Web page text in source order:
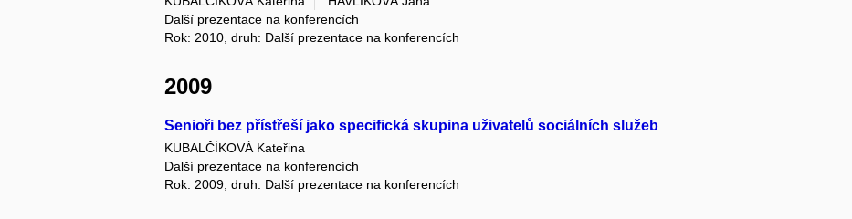
Další prezentace na konferencích
Rok: 2010, druh: Další prezentace na konferencích
2009
Senioři bez přístřeší jako specifická skupina uživatelů sociálních služeb
KUBALČÍKOVÁ Kateřina
Další prezentace na konferencích
Rok: 2009, druh: Další prezentace na konferencích